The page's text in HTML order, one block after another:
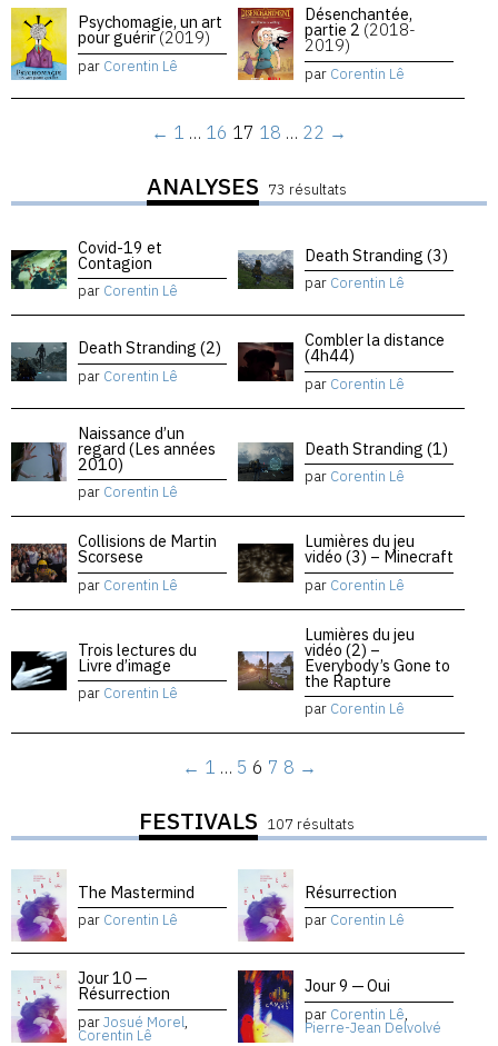
Psychomagie, un art
pour guérir(2019)
par Corentin Lê
Désenchantée,
partie 2 (2018-
2019)
par Corentin Lê
← 1 … 16 17 18 … 22 →
ANALYSES 73 résultats
Covid-19 et
Contagion
par Corentin Lê
Death Stranding (3)
par Corentin Lê
Death Stranding (2)
par Corentin Lê
Combler la distance
(4h44)
par Corentin Lê
Naissance d’un
regard (Les années
2010)
par Corentin Lê
Death Stranding (1)
par Corentin Lê
Collisions de Martin
Scorsese
par Corentin Lê
Lumières du jeu
vidéo (3) – Minecraft
par Corentin Lê
Trois lectures du
Livre d’image
par Corentin Lê
Lumières du jeu
vidéo (2) –
Everybody’s Gone to
the Rapture
par Corentin Lê
← 1 … 5 6 7 8 →
FESTIVALS 107 résultats
The Mastermind
par Corentin Lê
Résurrection
par Corentin Lê
Jour 10 —
Résurrection
parJosué Morel,
Corentin Lê
Jour 9 — Oui
par Corentin Lê,
Pierre-Jean Delvolvé